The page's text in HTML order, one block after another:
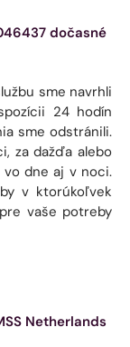
dočasné
sme navrhli
24 hodín
sme odstránili.
za dažďa alebo
vo dne aj v noci.
v ktorúkoľvek
vaše potreby
Netherlands